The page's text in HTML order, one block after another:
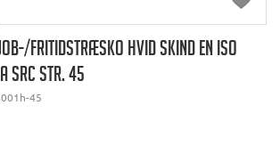
FRITIDSTRÆSKO HVID SKIND EN ISO
SRC STR. 45
45